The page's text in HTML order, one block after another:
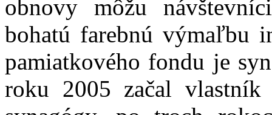
obnovy môžu
bohatú farebnú výmaľbu
pamiatkového fondu je
roku 2005 začal vlastník